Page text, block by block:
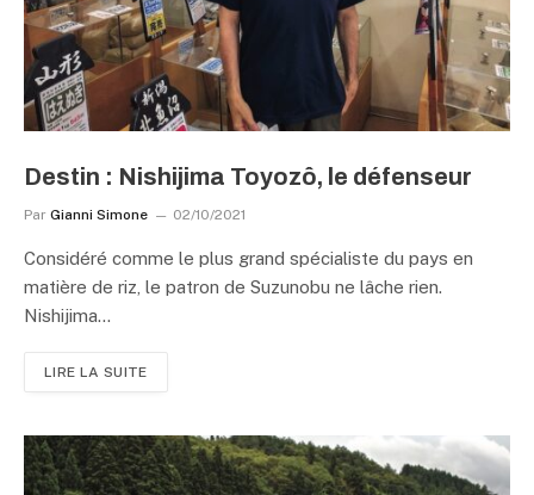
Destin : Nishijima Toyozô, le défenseur
Par Gianni Simone 02/10/2021
Considéré comme le plus grand spécialiste du pays en
matière de riz, le patron de Suzunobu ne lâche rien.
Nishijima…
LIRE LA SUITE